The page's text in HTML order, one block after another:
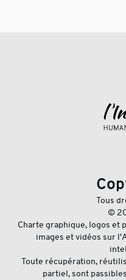
Tous
©
Charte graphique, logos et
images et vidéos sur
Toute récupération,
partiel, sont